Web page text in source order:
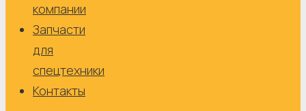
компании
Запчасти
для
спецтехники
Контакты